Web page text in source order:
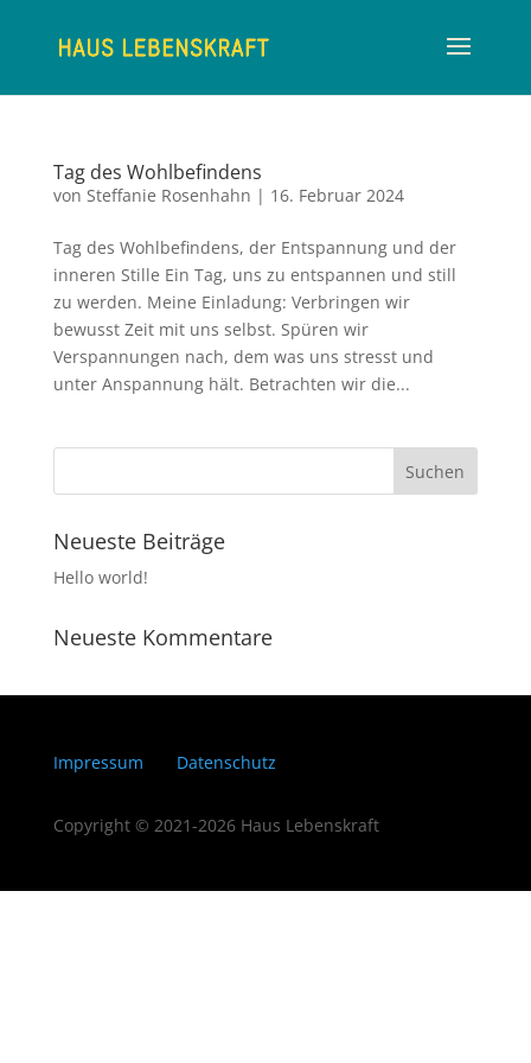
Tag des Wohlbefindens
von Steffanie Rosenhahn | 16. Februar 2024
Tag des Wohlbefindens, der Entspannung und der
inneren Stille Ein Tag, uns zu entspannen und still
zu werden. Meine Einladung: Verbringen wir
bewusst Zeit mit uns selbst. Spüren wir
Verspannungen nach, dem was uns stresst und
unter Anspannung hält. Betrachten wir die...
Neueste Beiträge
Hello world!
Neueste Kommentare
Impressum Datenschutz
Copyright © 2021-2026 Haus Lebenskraft